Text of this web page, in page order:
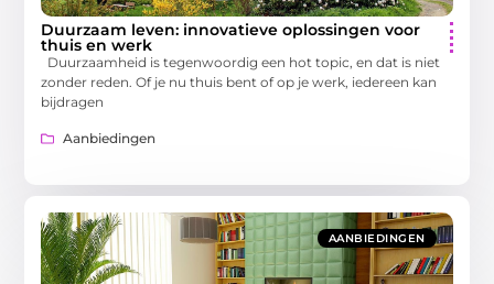
Duurzaam leven: innovatieve oplossingen voor
thuis en werk
Duurzaamheid is tegenwoordig een hot topic, en dat is niet
zonder reden. Of je nu thuis bent of op je werk, iedereen kan
bijdragen
Aanbiedingen
AANBIEDINGEN